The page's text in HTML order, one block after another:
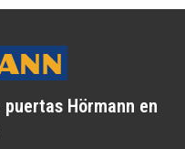
Hörmann en